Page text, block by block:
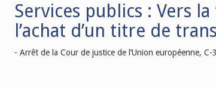
Services publics : Vers
l’achat d’un titre de
- Arrêt de la Cour de justice de l’Union européenne,